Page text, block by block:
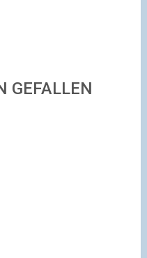
GEFALLEN